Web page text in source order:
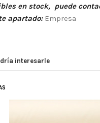
en stock, puede
apartado: Empresa
interesarle